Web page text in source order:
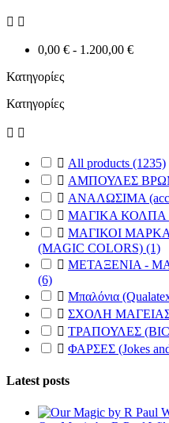
 
0,00 € - 1.200,00 €
Κατηγορίες
Κατηγορίες
 
 All products (1235)
 ΑΜΠΟΥΛΕΣ
 ΑΝΑΛΩΣΙΜΑ
 ΜΑΓΙΚΑ ΚΟΛΠΑ
 ΜΑΓΙΚΟΙ
(MAGIC COLORS) (1)
 ΜΕΤΑΞΕΝΙΑ -
(6)
 Μπαλόνια
 ΣΧΟΛΗ ΜΑΓΕΙΑΣ
 ΤΡΑΠΟΥΛΕΣ
 ΦΑΡΣΕΣ (Jokes
Latest posts